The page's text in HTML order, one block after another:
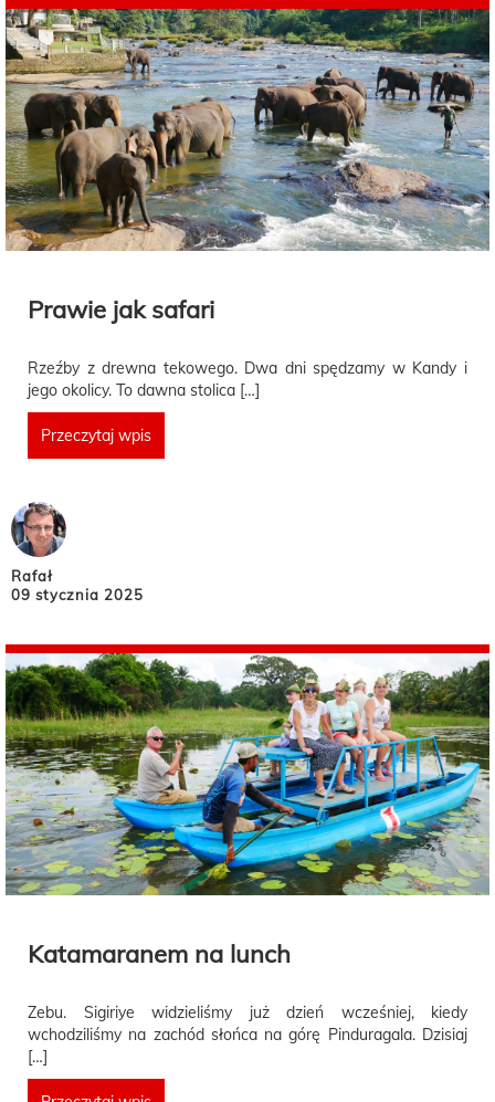
Prawie jak safari
Rzeźby z drewna tekowego. Dwa dni spędzamy w Kandy i
jego okolicy. To dawna stolica […]
Przeczytaj wpis
Rafał
09 stycznia 2025
Katamaranem na lunch
Zebu. Sigiriye widzieliśmy już dzień wcześniej, kiedy
wchodziliśmy na zachód słońca na górę Pinduragala. Dzisiaj
[…]